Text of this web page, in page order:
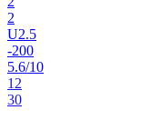
2
U2.5
-200
5.6/10
12
30